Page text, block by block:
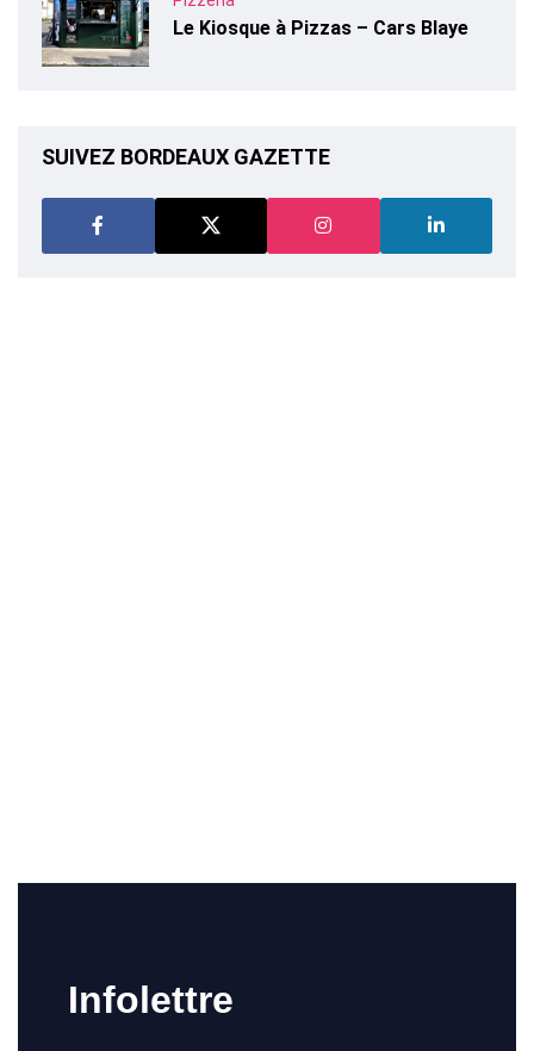
Le Kiosque à Pizzas – Cars Blaye
SUIVEZ BORDEAUX GAZETTE
Infolettre